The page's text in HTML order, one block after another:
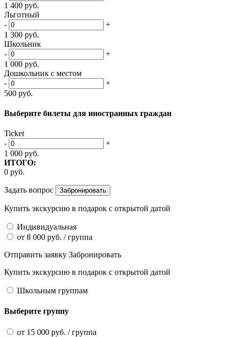
1 400 руб.
Льготный
-
+
1 300 руб.
Школьник
-
+
1 000 руб.
Дошкольник с местом
-
+
500 руб.
Выберите билеты для иностранных граждан
Ticket
-
+
1 000 руб.
ИТОГО:
0 руб.
Задать вопрос
Купить экскурсию в подарок с открытой датой
Индивидуальная
от 8 000 руб. / группа
Отправить заявку Забронировать
Купить экскурсию в подарок с открытой датой
Школьным группам
Выберите группу
от 15 000 руб. / группа